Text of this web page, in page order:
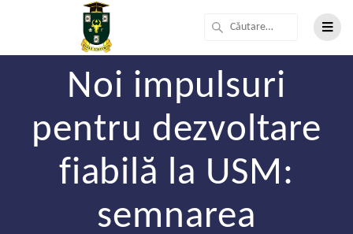
Noi impulsuri
pentru dezvoltare
fiabilă la USM:
semnarea